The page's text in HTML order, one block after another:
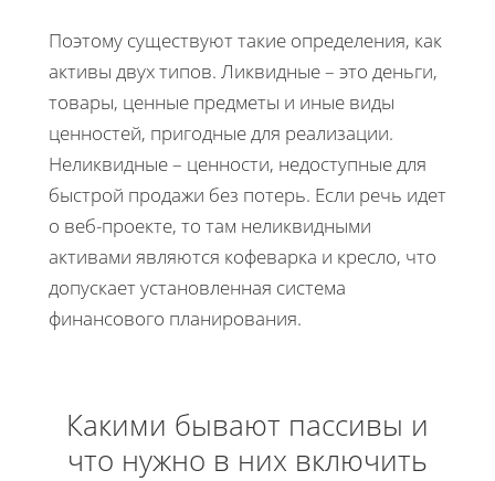
Поэтому существуют такие определения, как
активы двух типов. Ликвидные – это деньги,
товары, ценные предметы и иные виды
ценностей, пригодные для реализации.
Неликвидные – ценности, недоступные для
быстрой продажи без потерь. Если речь идет
о веб-проекте, то там неликвидными
активами являются кофеварка и кресло, что
допускает установленная система
финансового планирования.
Какими бывают пассивы и
что нужно в них включить